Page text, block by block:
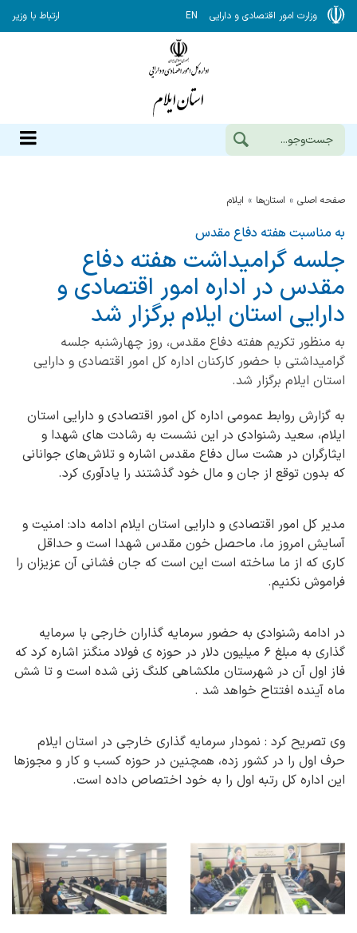
وزارت امور اقتصادی و دارایی EN ارتباط با وزیر
صفحه اصلی استان‌ها ایلام
به مناسبت هفته دفاع مقدس
جلسه گرامیداشت هفته دفاع
مقدس در اداره امور اقتصادی و
دارایی استان ایلام برگزار شد
به منظور تکریم هفته دفاع مقدس، روز چهارشنبه جلسه
گرامیداشتی با حضور کارکنان اداره کل امور اقتصادی و دارایی
استان ایلام برگزار شد.
به گزارش روابط عمومی اداره کل امور اقتصادی و دارایی استان
ایلام، سعید رشنوادی در این نشست به رشادت های شهدا و
ایثارگران در هشت سال دفاع مقدس اشاره و تلاش‌های جوانانی
که بدون توقع از جان و مال خود گذشتند را یادآوری کرد.
مدیر کل امور اقتصادی و دارایی استان ایلام ادامه داد: امنیت و
آسایش امروز ما، ماحصل خون مقدس شهدا است و حداقل
کاری که از ما ساخته است این است که جان فشانی آن عزیزان را
فراموش نکنیم.
در ادامه رشنوادی به حضور سرمایه گذاران خارجی با سرمايه
گذاري به مبلغ ۶ میلیون دلار در حوزه ی فولاد منگنز اشاره کرد که
فاز اول آن در شهرستان ملکشاهی کلنگ زنی شده است و تا شش
ماه آینده افتتاح خواهد شد .
وی تصریح کرد : نمودار سرمایه گذاری خارجی در استان ایلام
حرف اول را در کشور زده، همچنین در حوزه کسب و کار و مجوزها
این اداره کل رتبه اول را به خود اختصاص داده است.